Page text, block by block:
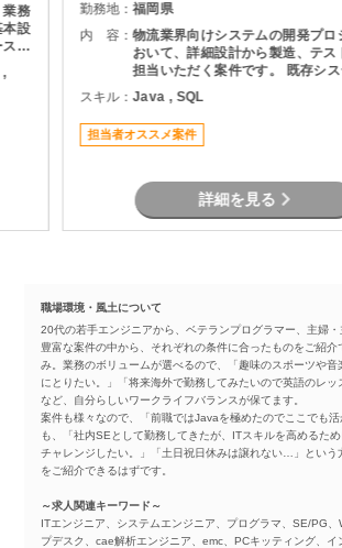
業務
本設
を
,
勤務地：福岡県
内 容：物流業界向けシステムの開発プロ
おいて、詳細設計から製造、テス
担当いただく案件です。 既存システムの機能
追加や改修を中心に対応いただき
プロジェクトへ参画できる環境と
す。 物流システムの経験がなくても、Java
による業務系開発経験を活かして
スキル：Java , SQL
担当者オススメ案件
詳細を見る
職場環境・風土について
20代の若手エンジニアから、ベテランプログラマー、主婦・
豊富な案件の中から、それぞれの条件に合ったものをご紹介
み。業務のボリュームが選べるので、「趣味のスポーツや音
にとりたい。」「将来海外で勤務してみたいので英語のレッ
など、自分らしいワークライフバランスが保てます。
案件も様々なので、「前職ではJavaを極めたのでここでも
も、「社内SEとして勤務してきたが、ITスキルを高めるた
チャレンジしたい。」「土日祝日休みは譲れない…」という
をご紹介できるはずです。
～求人関連キーワード～
ITエンジニア、システムエンジニア、プログラマ、SE/PG
プデスク、cae解析エンジニア、emc、PCキッティング、イ